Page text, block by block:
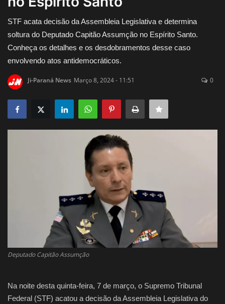
Acidente
Notícias do Mundo
Polícia
Política
Justiça
Brasil
STF acata decisão da Assembleia Legislativa e determina
soltura do Deputado Capitão Assumção no Espírito Santo.
Conheça os detalhes e os desdobramentos desse caso
envolvendo atos antidemocráticos.
Ji-Paraná News Março 8, 2024 - 11:51 0
Deputado Capitão Assumção
Na noite desta quinta-feira, 7 de março, o Supremo Tribunal
Federal (STF) acatou a decisão da Assembleia Legislativa do